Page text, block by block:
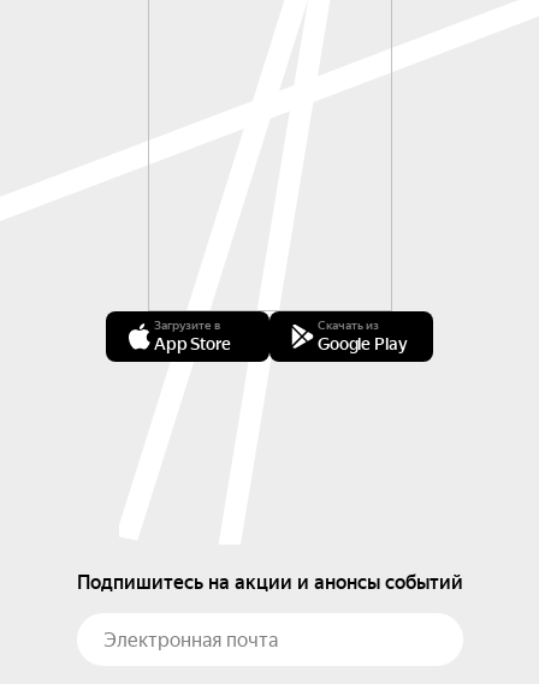
Загрузите в
App Store
Скачать из
Google Play
Подпишитесь на акции и анонсы событий